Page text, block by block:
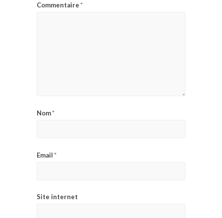
Commentaire*
Nom*
Email*
Site internet